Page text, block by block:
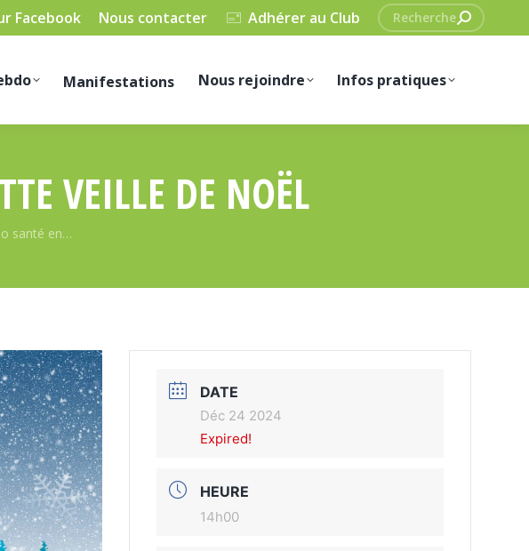
Facebook Nous contacter Adhérer au Club
Recherche
:
Manifestations Nous rejoindre Infos pratiques
VEILLE DE NOËL
santé en…
DATE
Déc 24 2024
Expired!
HEURE
14h00